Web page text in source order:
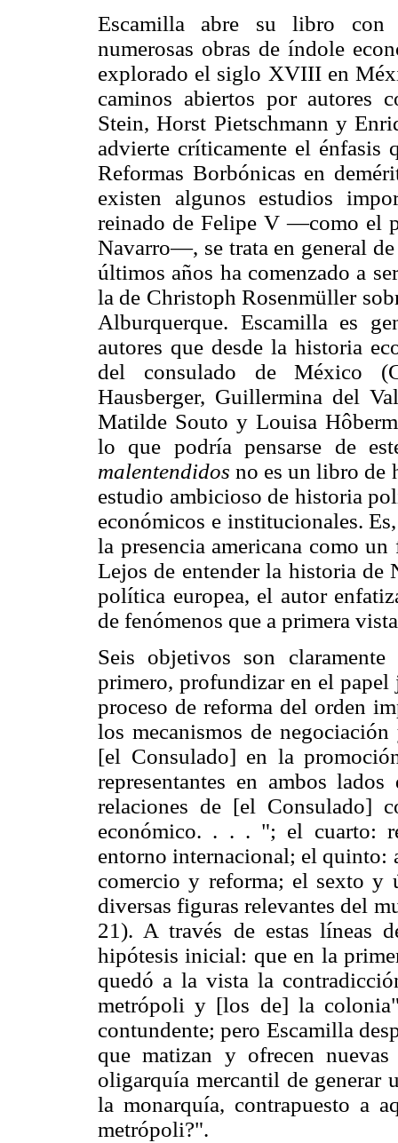
Escamilla abre su libro con
numerosas obras de índole
explorado el siglo XVIII en
caminos abiertos por autores
Stein, Horst Pietschmann y
advierte críticamente el énfasis
Reformas Borbónicas en
existen algunos estudios
reinado de Felipe V —como el
Navarro—, se trata en general
últimos años ha comenzado a
la de Christoph Rosenmüller
Alburquerque. Escamilla es
autores que desde la historia
del consulado de México
Hausberger, Guillermina del
Matilde Souto y Louisa
lo que podría pensarse de
malentendidos no es un libro de
estudio ambicioso de historia
económicos e institucionales.
la presencia americana como
Lejos de entender la historia de
política europea, el autor
de fenómenos que a primera
Seis objetivos son
primero, profundizar en el
proceso de reforma del orden
los mecanismos de
[el Consulado] en la
representantes en ambos
relaciones de [el Consulado]
económico. . . . "; el cuarto:
entorno internacional; el quinto:
comercio y reforma; el sexto y
diversas figuras relevantes del
21). A través de estas líneas
hipótesis inicial: que en la
quedó a la vista la
metrópoli y [los de] la
contundente; pero Escamilla
que matizan y ofrecen
oligarquía mercantil de generar
la monarquía, contrapuesto a
metrópoli?".